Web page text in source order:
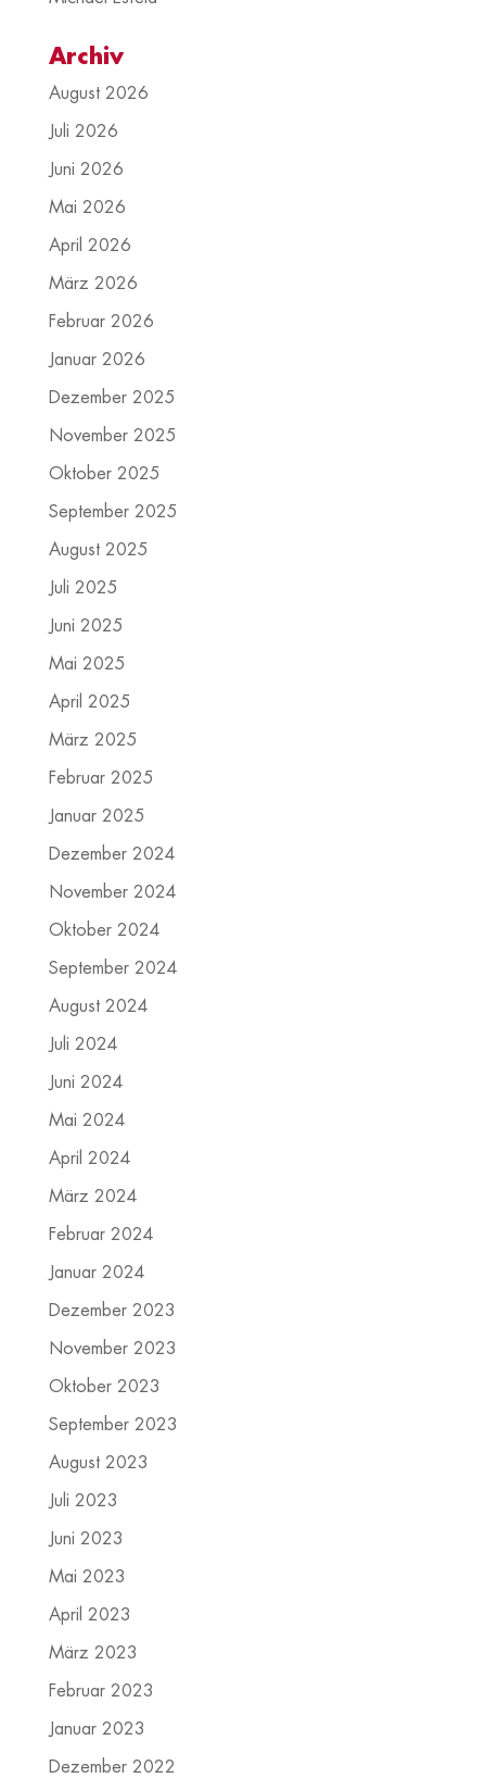
Archiv
August 2026
Juli 2026
Juni 2026
Mai 2026
April 2026
März 2026
Februar 2026
Januar 2026
Dezember 2025
November 2025
Oktober 2025
September 2025
August 2025
Juli 2025
Juni 2025
Mai 2025
April 2025
März 2025
Februar 2025
Januar 2025
Dezember 2024
November 2024
Oktober 2024
September 2024
August 2024
Juli 2024
Juni 2024
Mai 2024
April 2024
März 2024
Februar 2024
Januar 2024
Dezember 2023
November 2023
Oktober 2023
September 2023
August 2023
Juli 2023
Juni 2023
Mai 2023
April 2023
März 2023
Februar 2023
Januar 2023
Dezember 2022